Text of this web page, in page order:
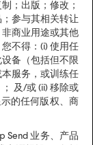
；出版；修改；
参与其相关转让
商业用途或其他
不得：(i) 使用任
备（包括但不限
服务，或训练任
及/或 (ii) 移除或
的任何版权、商
业务、产品